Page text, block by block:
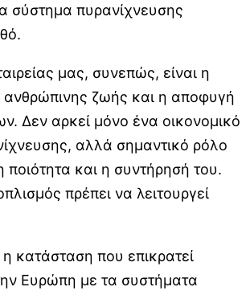
σύστημα πυρανίχνευσης
μας, συνεπώς, είναι η
ανθρώπινης ζωής και η αποφυγή
Δεν αρκεί μόνο ένα οικονομικό
αλλά σημαντικό ρόλο
ποιότητα και η συντήρησή του.
πρέπει να λειτουργεί
η κατάσταση που επικρατεί
Ευρώπη με τα συστήματα